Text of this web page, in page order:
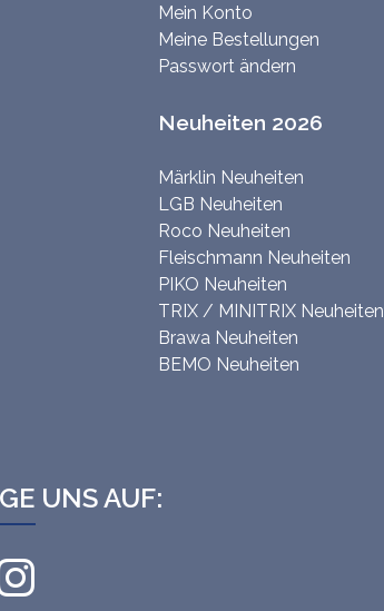
Mein Konto
Meine Bestellungen
Passwort ändern
Neuheiten 2026
Märklin Neuheiten
LGB Neuheiten
Roco Neuheiten
Fleischmann Neuheiten
PIKO Neuheiten
TRIX / MINITRIX Neuheiten
Brawa Neuheiten
BEMO Neuheiten
UNS AUF: